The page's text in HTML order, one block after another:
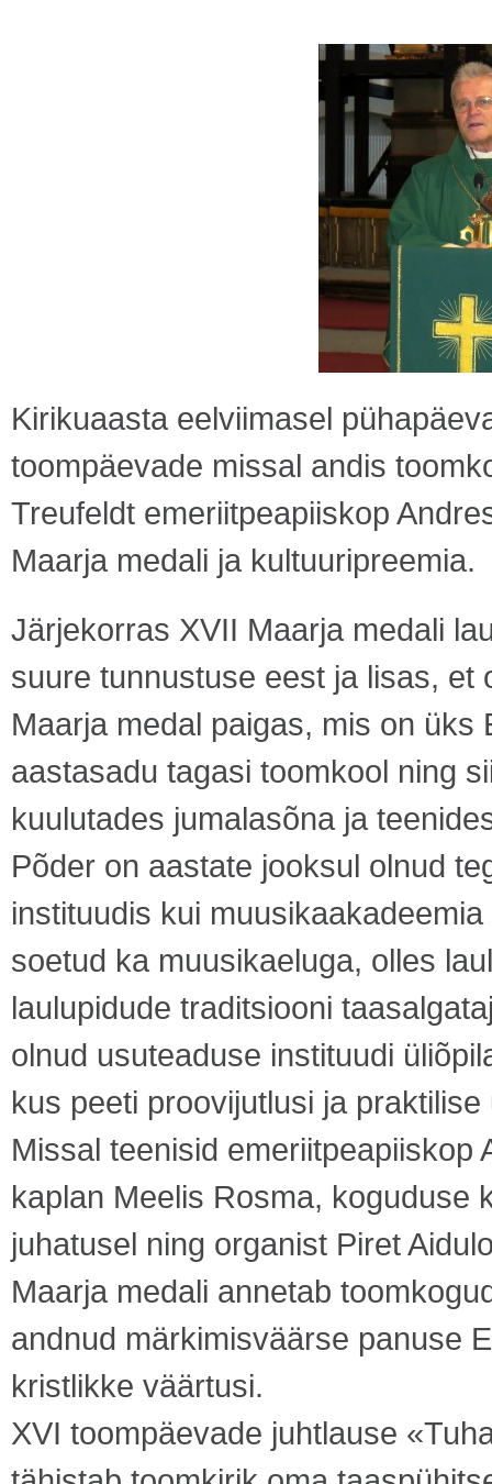
Kirikuaasta eelviimasel
toompäevade missal andis
Treufeldt emeriitpeapiiskop
Maarja medali ja kultuuripreemia.
Järjekorras XVII Maarja medali
suure tunnustuse eest ja lisas, et
Maarja medal paigas, mis on
aastasadu tagasi toomkool ning
kuulutades jumalasõna ja
Põder on aastate jooksul olnud
instituudis kui
soetud ka muusikaeluga, olles
laulupidude traditsiooni
olnud usuteaduse instituudi
kus peeti proovijutlusi ja
Missal teenisid emeriitpeapiiskop
kaplan Meelis Rosma, koguduse
juhatusel ning organist Piret
Maarja medali annetab
andnud märkimisväärse panuse
kristlikke väärtusi.
XVI toompäevade juhtlause